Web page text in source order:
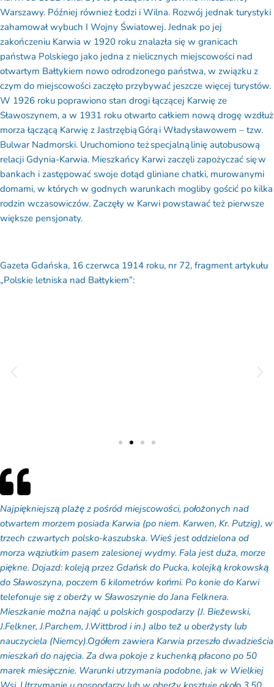
Warszawy. Później również Łodzi i Wilna. Rozwój jednak turystyki
zahamował wybuch I Wojny Światowej. Jednak po jej
zakończeniu Karwia w 1920 roku znalazła się w granicach
państwa Polskiego jako jedna z nielicznych miejscowości nad
otwartym Bałtykiem nowo odrodzonego państwa, w związku z
czym do miejscowości zaczęło przybywać jeszcze więcej turystów.
W 1926 roku poprawiono stan drogi łączącej Karwię ze
Sławoszynem, a w 1931 roku otwarto całkiem nową drogę wzdłuż
morza łączącą Karwię z Jastrzębią Górą i Władysławowem – tzw.
Bulwar Nadmorski. Uruchomiono też specjalną linię autobusową
relacji Gdynia-Karwia. Mieszkańcy Karwi zaczęli zapożyczać się w
bankach i zastępować swoje dotąd gliniane chatki, murowanymi
domami, w których w godnych warunkach mogliby gościć po kilka
rodzin wczasowiczów. Zaczęły w Karwi powstawać też pierwsze
większe pensjonaty.
Gazeta Gdańska, 16 czerwca 1914 roku, nr 72, fragment artykułu
„Polskie letniska nad Bałtykiem”:
Najpiękniejszą plażę z pośród miejscowości, położonych nad
otwartem morzem posiada Karwia (po niem. Karwen, Kr. Putzig), w
trzech czwartych polsko-kaszubska. Wieś jest oddzielona od
morza wąziutkim pasem zalesionej wydmy. Fala jest duża, morze
piękne. Dojazd: koleją przez Gdańsk do Pucka, kolejką krokowską
do Sławoszyna, poczem 6 kilometrów końmi. Po konie do Karwi
telefonuje się z oberży w Sławoszynie do Jana Felknera.
Mieszkanie można nająć u polskich gospodarzy (J. Bieżewski,
J.Felkner, J.Parchem, J.Wittbrod i in.) albo też u oberżysty lub
nauczyciela (Niemcy).Ogółem zawiera Karwia przeszło dwadzieścia
mieszkań do najęcia. Za dwa pokoje z kuchenką płacono po 50
marek miesięcznie. Warunki utrzymania podobne, jak w Wielkiej
Wsi. Utrzymanie u gospodarzy lub w oberży kosztuje około 3,50